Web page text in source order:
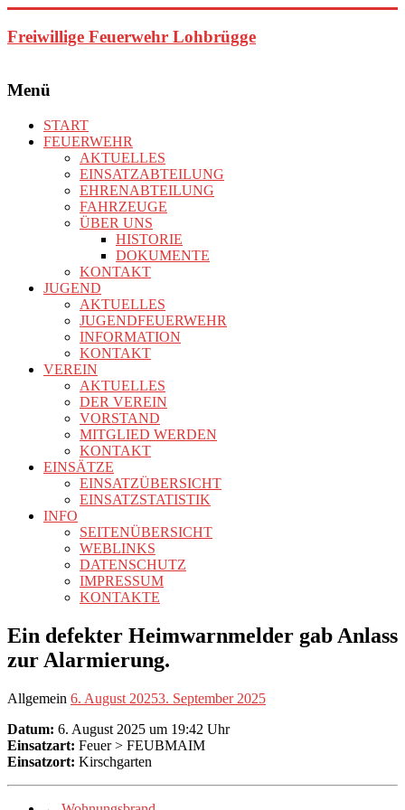
Inhalt
springen
Freiwillige Feuerwehr Lohbrügge
Menü
START
FEUERWEHR
AKTUELLES
EINSATZABTEILUNG
EHRENABTEILUNG
FAHRZEUGE
ÜBER UNS
HISTORIE
DOKUMENTE
KONTAKT
JUGEND
AKTUELLES
JUGENDFEUERWEHR
INFORMATION
KONTAKT
VEREIN
AKTUELLES
DER VEREIN
VORSTAND
MITGLIED WERDEN
KONTAKT
EINSÄTZE
EINSATZÜBERSICHT
EINSATZSTATISTIK
INFO
SEITENÜBERSICHT
WEBLINKS
DATENSCHUTZ
IMPRESSUM
KONTAKTE
Ein defekter Heimwarnmelder gab Anlass
zur Alarmierung.
Allgemein 6. August 20253. September 2025
Datum: 6. August 2025 um 19:42 Uhr
Einsatzart: Feuer > FEUBMAIM
Einsatzort: Kirschgarten